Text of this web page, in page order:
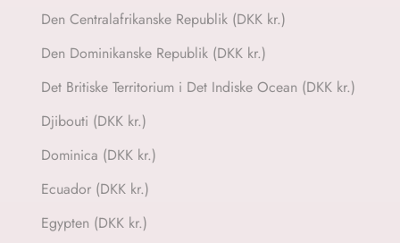
Den Centralafrikanske Republik (DKK kr.)
Den Dominikanske Republik (DKK kr.)
Det Britiske Territorium i Det Indiske Ocean (DKK kr.)
Djibouti (DKK kr.)
Dominica (DKK kr.)
Ecuador (DKK kr.)
Egypten (DKK kr.)